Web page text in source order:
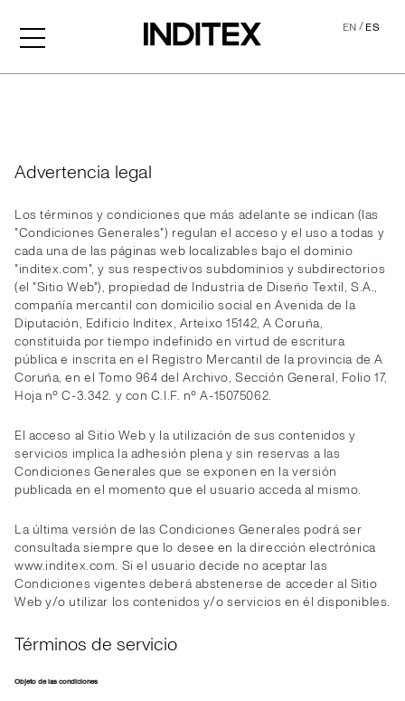
EN/ES
Advertencia legal
Los términos y condiciones que más adelante se indican (las
"Condiciones Generales") regulan el acceso y el uso a todas y
cada una de las páginas web localizables bajo el dominio
"inditex.com", y sus respectivos subdominios y subdirectorios
(el "Sitio Web"), propiedad de Industria de Diseño Textil, S.A.,
compañía mercantil con domicilio social en Avenida de la
Diputación, Edificio Inditex, Arteixo 15142, A Coruña,
constituida por tiempo indefinido en virtud de escritura
pública e inscrita en el Registro Mercantil de la provincia de A
Coruña, en el Tomo 964 del Archivo, Sección General, Folio 17,
Hoja nº C-3.342. y con C.I.F. nº A-15075062.
El acceso al Sitio Web y la utilización de sus contenidos y
servicios implica la adhesión plena y sin reservas a las
Condiciones Generales que se exponen en la versión
publicada en el momento que el usuario acceda al mismo.
La última versión de las Condiciones Generales podrá ser
consultada siempre que lo desee en la dirección electrónica
www.inditex.com. Si el usuario decide no aceptar las
Condiciones vigentes deberá abstenerse de acceder al Sitio
Web y/o utilizar los contenidos y/o servicios en él disponibles.
Términos de servicio
Objeto de las condiciones